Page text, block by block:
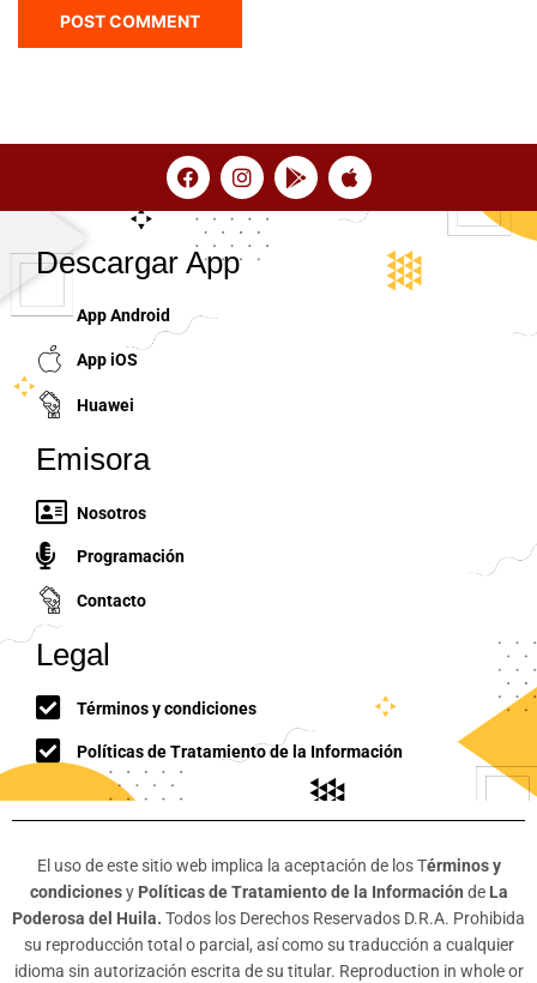
Descargar App
App Android
App iOS
Huawei
Emisora
Nosotros
Programación
Contacto
Legal
Términos y condiciones
Políticas de Tratamiento de la Información
El uso de este sitio web implica la aceptación de los Términos y
condicionesy Políticas de Tratamiento de la Información de La
Poderosa del Huila. Todos los Derechos Reservados D.R.A. Prohibida
su reproducción total o parcial, así como su traducción a cualquier
idioma sin autorización escrita de su titular. Reproduction in whole or